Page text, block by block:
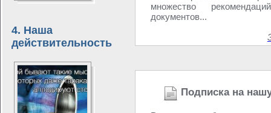
4. Наша
действительность
множество
документов...
Подписка на